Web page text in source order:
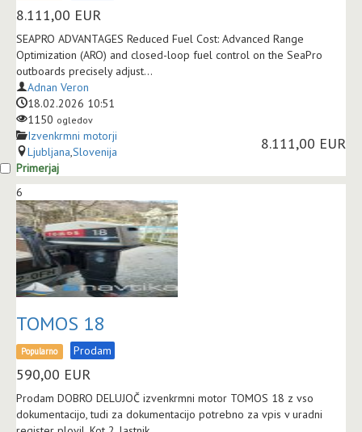
8.111,00 EUR
SEAPRO ADVANTAGES Reduced Fuel Cost: Advanced Range
Optimization (ARO) and closed-loop fuel control on the SeaPro
outboards precisely adjust...
Adnan Veron
18.02.2026 10:51
1150 ogledov
8.111,00 EUR
Izvenkrmni motorji
Ljubljana,Slovenija
Primerjaj
6
TOMOS 18
Popularno Prodam
590,00 EUR
Prodam DOBRO DELUJOČ izvenkrmni motor TOMOS 18 z vso
dokumentacijo, tudi za dokumentacijo potrebno za vpis v uradni